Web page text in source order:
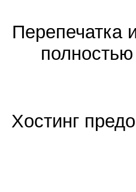
Перепечатка
Хостинг